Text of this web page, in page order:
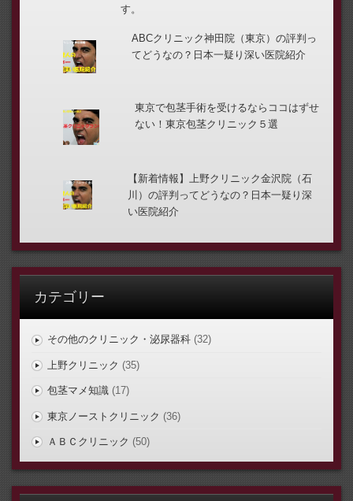
す。
ABCクリニック神田院（東京）の評判っ
てどうなの？日本一疑り深い医院紹介
東京で包茎手術を受けるならココはずせ
ない！東京包茎クリニック５選
【新着情報】上野クリニック金沢院（石
川）の評判ってどうなの？日本一疑り深
い医院紹介
カテゴリー
その他のクリニック・泌尿器科(32)
上野クリニック (35)
包茎マメ知識(17)
東京ノーストクリニック (36)
ＡＢＣクリニック (50)